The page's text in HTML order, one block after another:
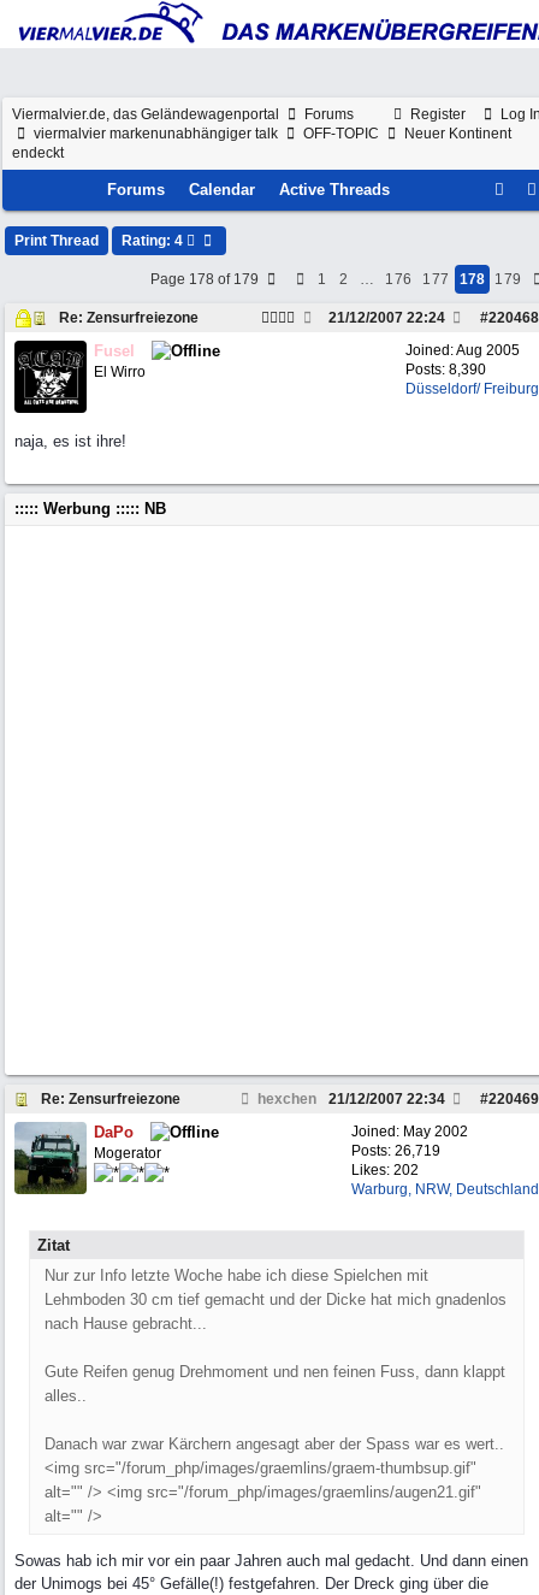
Register Log
Viermalvier.de, das Geländewagenportal
Forums
viermalvier markenunabhängiger talk
OFF-TOPIC
Neuer Kontinent
endeckt
Forums Calendar Active Threads
Print Thread Rating: 4
Page 178 of 179 1 2 … 176 177 178 179
Re: Zensurfreiezone #220468
21/12/2007 22:24
Joined:Aug 2005
Posts: 8,390
Düsseldorf/ Freiburg
Fusel
El Wirro
naja, es ist ihre!
::::: Werbung ::::: NB
Re: Zensurfreiezone hexchen #220469
21/12/2007 22:34
Joined: May 2002
Posts: 26,719
Likes: 202
Warburg, NRW, Deutschland
DaPo
Mogerator
Zitat
Nur zur Info letzte Woche habe ich diese Spielchen mit
Lehmboden 30 cm tief gemacht und der Dicke hat mich gnadenlos
nach Hause gebracht...
Gute Reifen genug Drehmoment und nen feinen Fuss, dann klappt
alles..
Danach war zwar Kärchern angesagt aber der Spass war es wert..
<img src="/forum_php/images/graemlins/graem-thumbsup.gif"
alt="" /> <img src="/forum_php/images/graemlins/augen21.gif"
alt="" />
Sowas hab ich mir vor ein paar Jahren auch mal gedacht. Und dann einen
der Unimogs bei 45° Gefälle(!) festgefahren. Der Dreck ging über die